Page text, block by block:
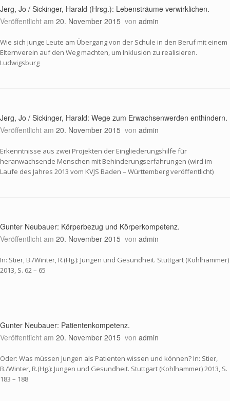
Jerg, Jo / Sickinger, Harald (Hrsg.): Lebensträume verwirklichen.
Veröffentlicht am 20. November 2015 von admin
Wie sich junge Leute am Übergang von der Schule in den Beruf mit einem
Elternverein auf den Weg machten, um Inklusion zu realisieren.
Ludwigsburg
Jerg, Jo / Sickinger, Harald: Wege zum Erwachsenwerden enthindern.
Veröffentlicht am 20. November 2015 von admin
Erkenntnisse aus zwei Projekten der Eingliederungshilfe für
heranwachsende Menschen mit Behinderungserfahrungen (wird im
Laufe des Jahres 2013 vom KVJS Baden – Württemberg veröffentlicht)
Gunter Neubauer: Körperbezug und Körperkompetenz.
Veröffentlicht am 20. November 2015 von admin
In: Stier, B./Winter, R.(Hg.): Jungen und Gesundheit. Stuttgart (Kohlhammer)
2013, S. 62 – 65
Gunter Neubauer: Patientenkompetenz.
Veröffentlicht am 20. November 2015 von admin
Oder: Was müssen Jungen als Patienten wissen und können? In: Stier,
B./Winter, R.(Hg.): Jungen und Gesundheit. Stuttgart (Kohlhammer) 2013, S.
183 – 188